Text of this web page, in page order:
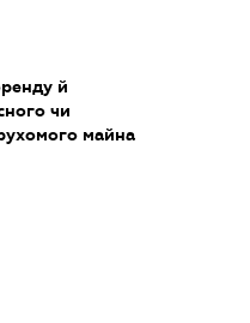
й
чи
майна